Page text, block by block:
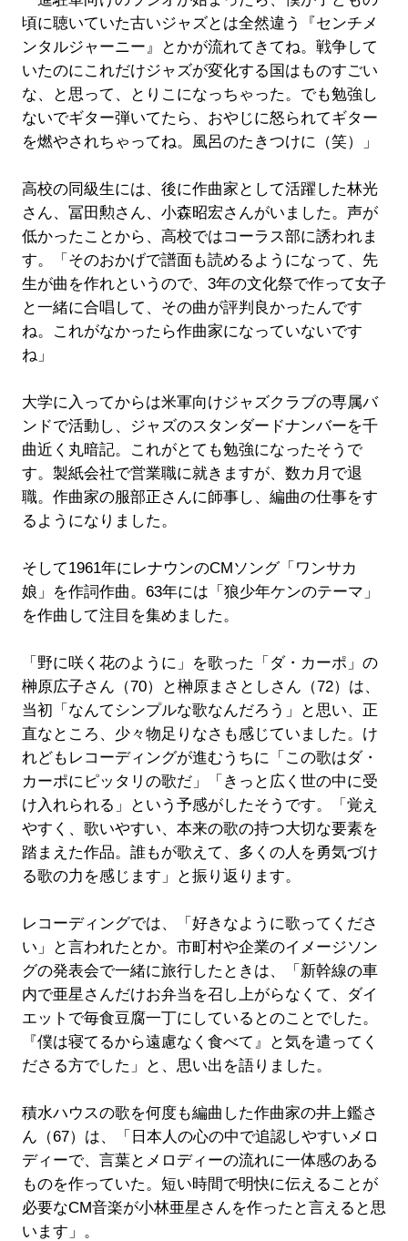
頃に聴いていた古いジャズとは全然違う『センチメ
ンタルジャーニー』とかが流れてきてね。戦争して
いたのにこれだけジャズが変化する国はものすごい
な、と思って、とりこになっちゃった。でも勉強し
ないでギター弾いてたら、おやじに怒られてギター
を燃やされちゃってね。風呂のたきつけに（笑）」
高校の同級生には、後に作曲家として活躍した林光
さん、冨田勲さん、小森昭宏さんがいました。声が
低かったことから、高校ではコーラス部に誘われま
す。「そのおかげで譜面も読めるようになって、先
生が曲を作れというので、3年の文化祭で作って女子
と一緒に合唱して、その曲が評判良かったんです
ね。これがなかったら作曲家になっていないです
ね」
大学に入ってからは米軍向けジャズクラブの専属バ
ンドで活動し、ジャズのスタンダードナンバーを千
曲近く丸暗記。これがとても勉強になったそうで
す。製紙会社で営業職に就きますが、数カ月で退
職。作曲家の服部正さんに師事し、編曲の仕事をす
るようになりました。
そして1961年にレナウンのCMソング「ワンサカ
娘」を作詞作曲。63年には「狼少年ケンのテーマ」
を作曲して注目を集めました。
「野に咲く花のように」を歌った「ダ・カーポ」の
榊原広子さん（70）と榊原まさとしさん（72）は、
当初「なんてシンプルな歌なんだろう」と思い、正
直なところ、少々物足りなさも感じていました。け
れどもレコーディングが進むうちに「この歌はダ・
カーポにピッタリの歌だ」「きっと広く世の中に受
け入れられる」という予感がしたそうです。「覚え
やすく、歌いやすい、本来の歌の持つ大切な要素を
踏まえた作品。誰もが歌えて、多くの人を勇気づけ
る歌の力を感じます」と振り返ります。
レコーディングでは、「好きなように歌ってくださ
い」と言われたとか。市町村や企業のイメージソン
グの発表会で一緒に旅行したときは、「新幹線の車
内で亜星さんだけお弁当を召し上がらなくて、ダイ
エットで毎食豆腐一丁にしているとのことでした。
『僕は寝てるから遠慮なく食べて』と気を遣ってく
ださる方でした」と、思い出を語りました。
積水ハウスの歌を何度も編曲した作曲家の井上鑑さ
ん（67）は、「日本人の心の中で追認しやすいメロ
ディーで、言葉とメロディーの流れに一体感のある
ものを作っていた。短い時間で明快に伝えることが
必要なCM音楽が小林亜星さんを作ったと言えると思
います」。